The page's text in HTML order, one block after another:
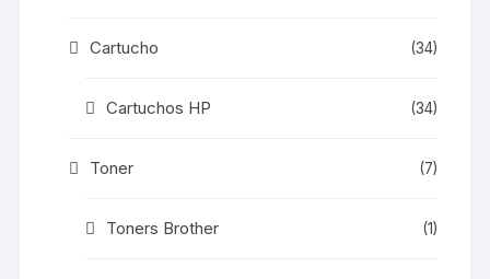
Cartucho (34)
Cartuchos HP (34)
Toner (7)
Toners Brother (1)